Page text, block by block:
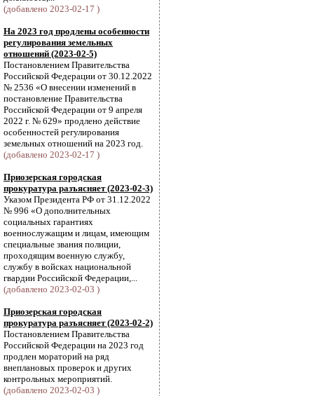
(добавлено 2023-02-17 )
На 2023 год продлены особенности
регулирования земельных
отношений (2023-02-5)
Постановлением Правительства
Российской Федерации от 30.12.2022
№ 2536 «О внесении изменений в
постановление Правительства
Российской Федерации от 9 апреля
2022 г. № 629» продлено действие
особенностей регулирования
земельных отношений на 2023 год.
(добавлено 2023-02-17 )
Приозерская городская
прокуратура разъясняет (2023-02-3)
Указом Президента РФ от 31.12.2022
№ 996 «О дополнительных
социальных гарантиях
военнослужащим и лицам, имеющим
специальные звания полиции,
проходящим военную службу,
службу в войсках национальной
гвардии Российской Федерации,...
(добавлено 2023-02-03 )
Приозерская городская
прокуратура разъясняет (2023-02-2)
Постановлением Правительства
Российской Федерации на 2023 год
продлен мораторий на ряд
внеплановых проверок и других
контрольных мероприятий.
(добавлено 2023-02-03 )